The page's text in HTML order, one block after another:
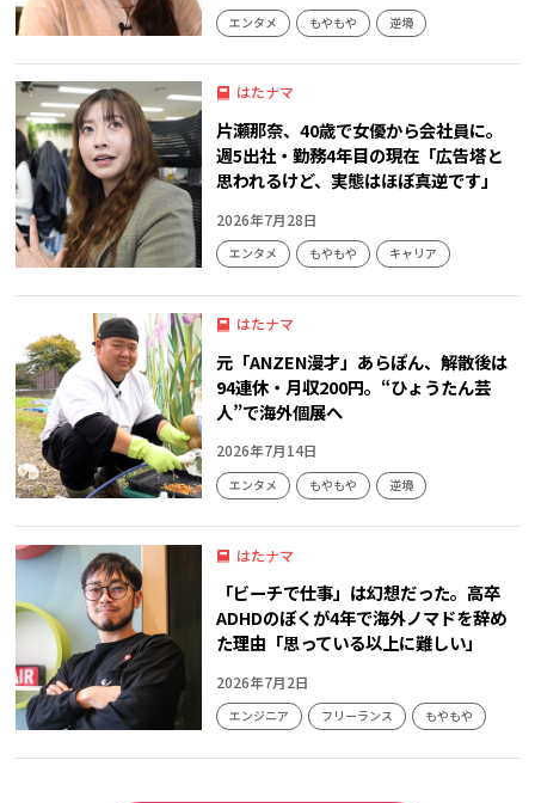
エンタメ もやもや 逆境
はたナマ
片瀬那奈、40歳で女優から会社員に。
週5出社・勤務4年目の現在「広告塔と
思われるけど、実態はほぼ真逆です」
2026年7月28日
エンタメ もやもや キャリア
はたナマ
元「ANZEN漫才」あらぽん、解散後は
94連休・月収200円。“ひょうたん芸
人”で海外個展へ
2026年7月14日
エンタメ もやもや 逆境
はたナマ
「ビーチで仕事」は幻想だった。高卒
ADHDのぼくが4年で海外ノマドを辞め
た理由「思っている以上に難しい」
2026年7月2日
エンジニア フリーランス もやもや